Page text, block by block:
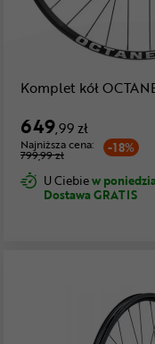
Komplet kół
649,99 zł
-18%
Najniższa cena:
799,99 zł
U Ciebiew
Dostawa GRATIS